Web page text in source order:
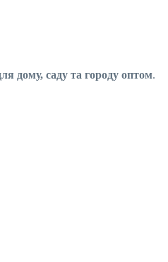
дому, саду та городу оптом.